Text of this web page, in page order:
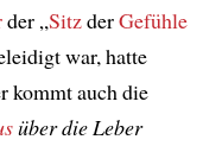
der „SitzderGefühle
war, hatte
kommt auch die
über die Leber